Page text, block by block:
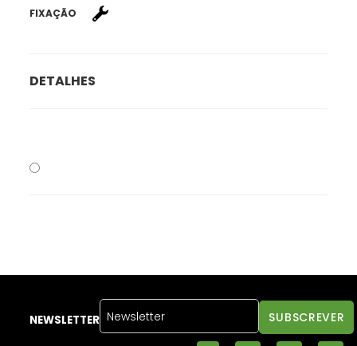
FIXAÇÃO
DETALHES
NEWSLETTER